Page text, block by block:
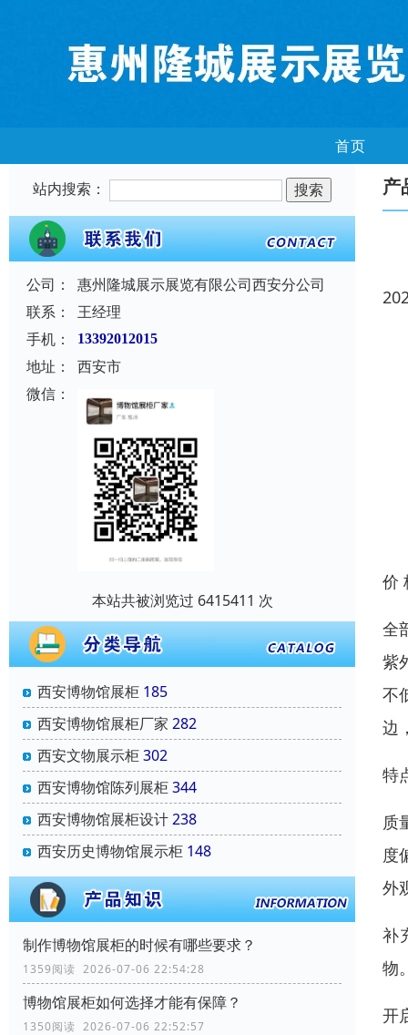
首页
站内搜索：
公司：
惠州隆城展示展览有限公司西安分公司
联系：
王经理
手机：
13392012015
地址：
西安市
微信：
本站共被浏览过 6415411 次
西安博物馆展柜 185
西安博物馆展柜厂家 282
西安文物展示柜302
西安博物馆陈列展柜344
西安博物馆展柜设计238
西安历史博物馆展示柜 148
制作博物馆展柜的时候有哪些要求？
1359阅读 2026-07-06 22:54:28
博物馆展柜如何选择才能有保障？
1350阅读 2026-07-06 22:52:57
产
价
全
紫
不
边
特
质
度
外
补
物
开